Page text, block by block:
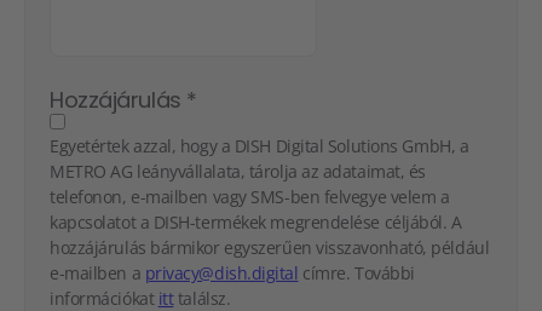
Hozzájárulás *
Egyetértek azzal, hogy a DISH Digital Solutions GmbH, a
METRO AG leányvállalata, tárolja az adataimat, és
telefonon, e-mailben vagy SMS-ben felvegye velem a
kapcsolatot a DISH-termékek megrendelése céljából. A
hozzájárulás bármikor egyszerűen visszavonható, például
e-mailben a privacy@dish.digital címre. További
információkat itttalálsz.